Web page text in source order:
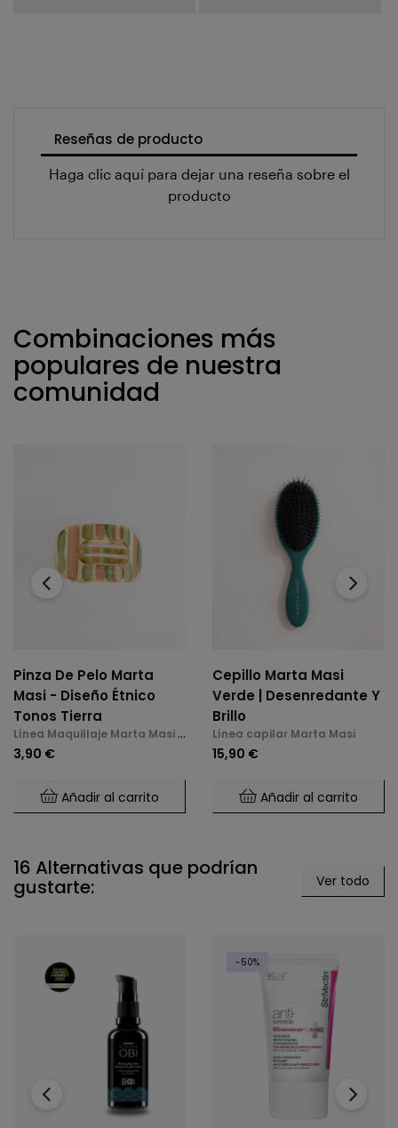
Reseñas de producto
Haga clic aquí para dejar una reseña sobre el
producto
Combinaciones más
populares de nuestra
comunidad
Pinza De Pelo Marta
Masi - Diseño Étnico
Tonos Tierra
Línea Maquillaje Marta Masi y
Accesorios
3,90 €
Añadir al carrito
Cepillo Marta Masi
Verde | Desenredante Y
Brillo
Línea capilar Marta Masi
15,90 €
Añadir al carrito
‹ ›
16 Alternativas que podrían
gustarte: Ver todo
-50%
‹ ›